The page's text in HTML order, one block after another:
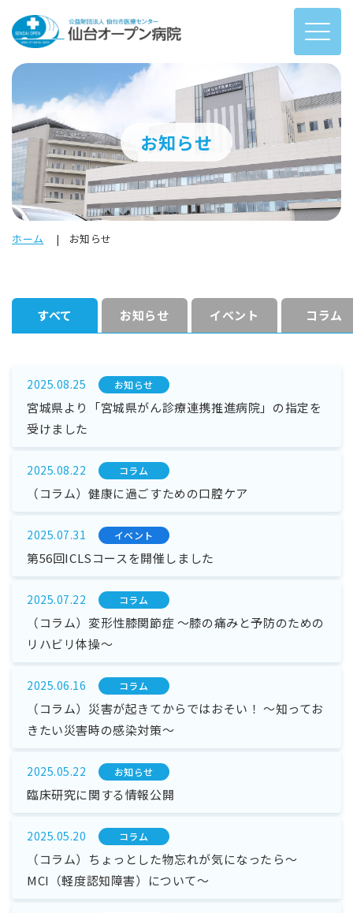
お知らせ
ホーム お知らせ
すべて お知らせ イベント コラム
2025.08.25 お知らせ
宮城県より「宮城県がん診療連携推進病院」の指定を
受けました
2025.08.22 コラム
（コラム）健康に過ごすための口腔ケア
2025.07.31 イベント
第56回ICLSコースを開催しました
2025.07.22 コラム
（コラム）変形性膝関節症 ～膝の痛みと予防のための
リハビリ体操～
2025.06.16 コラム
（コラム）災害が起きてからではおそい！ ～知ってお
きたい災害時の感染対策～
2025.05.22 お知らせ
臨床研究に関する情報公開
2025.05.20 コラム
（コラム）ちょっとした物忘れが気になったら～
MCI（軽度認知障害）について～